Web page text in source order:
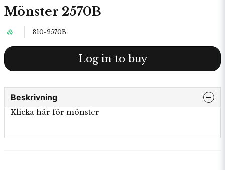
Mönster 2570B
810-2570B
Log in to buy
Beskrivning
Klicka här för mönster